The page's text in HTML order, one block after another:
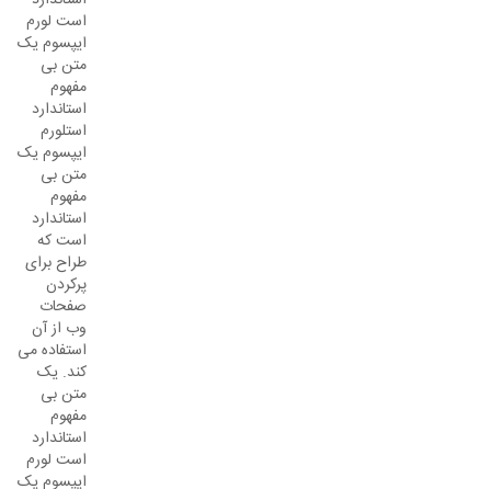
است لورم
ایپسوم یک
متن بی
مفهوم
استاندارد
استلورم
ایپسوم یک
متن بی
مفهوم
استاندارد
است که
طراح برای
پرکردن
صفحات
وب از آن
استفاده می
کند. یک
متن بی
مفهوم
استاندارد
است لورم
ایپسوم یک